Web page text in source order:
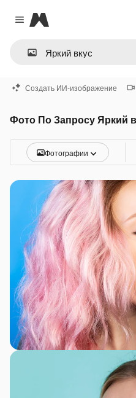
Close menu
Magnific
Создать ИИ-изображение
Фото По Запросу Яркий
Фотографии